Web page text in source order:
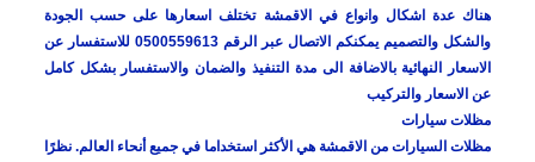
هناك عدة اشكال وانواع في الاقمشة تختلف اسعارها على حسب الجودة
والشكل والتصميم يمكنكم الاتصال عبر الرقم 0500559613 للاستفسار عن
الاسعار النهائية بالاضافة الى مدة التنفيذ والضمان والاستفسار بشكل كامل
عن الاسعار والتركيب
مظلات سيارات
مظلات السيارات من الاقمشة هي الأكثر استخداما في جميع أنحاء العالم. نظرًا